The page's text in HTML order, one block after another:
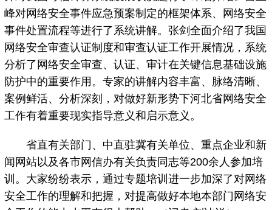
峰对网络安全事件应急预案制定的框架体系、网络安全
事件处置流程等进行了系统讲解。张剑全面介绍了我国
网络安全审查认证制度和审查认证工作开展情况，系统
分析了网络安全审查、认证、审计在关键信息基础设施
防护中的重要作用。专家的讲解内容丰富、脉络清晰、
案例鲜活、分析深刻，对做好新形势下河北省网络安全
工作有着重要现实指导意义和启示意义。
省直有关部门、中直驻冀有关单位、重点企业和新
闻网站以及各市网信办有关负责同志等200余人参加培
训。大家纷纷表示，通过专题培训进一步加深了对网络
安全工作的理解和把握，对提高做好本地本部门网络安